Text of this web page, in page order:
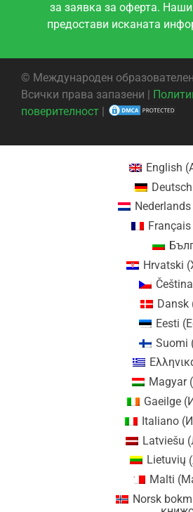
за заявка за оферта.
предостави исканата
© Международен
Всички права запазени |
поверителност|
English (
Deutsch
Nederlands
Français
Hrvatski (
Čeština
Dansk
Eesti (
Suomi
Magyar(
Gaeilge (
Italiano(
Latviešu (
Lietuvių (
Malti (
Norsk